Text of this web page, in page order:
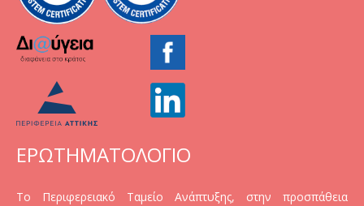
ΕΡΩΤΗΜΑΤΟΛΟΓΙΟ
Το Περιφερειακό Ταμείο Ανάπτυξης, στην προσπάθεια